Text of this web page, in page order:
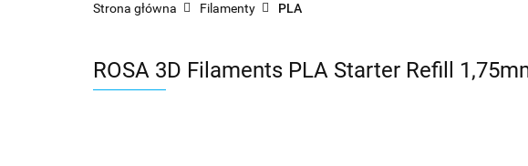
Strona główna Filamenty PLA
ROSA 3D Filaments PLA Starter Refill